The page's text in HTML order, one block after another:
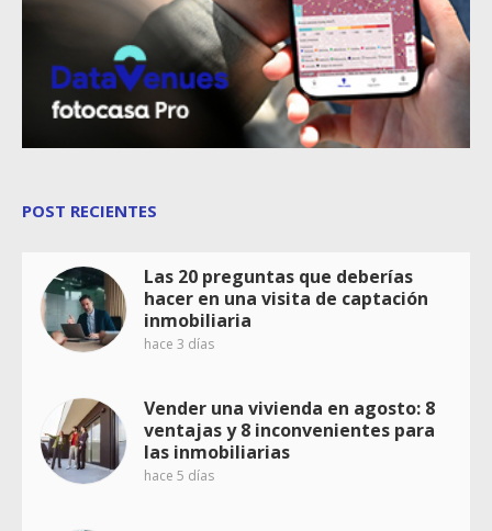
POST RECIENTES
Las 20 preguntas que deberías
hacer en una visita de captación
inmobiliaria
hace 3 días
Vender una vivienda en agosto: 8
ventajas y 8 inconvenientes para
las inmobiliarias
hace 5 días